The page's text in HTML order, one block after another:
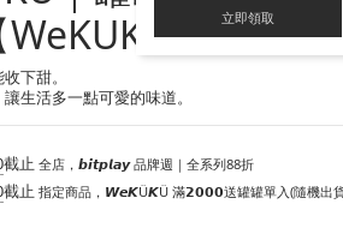
立即領取
台灣總代
下甜。
生活多一點可愛的味道。
截止 全店，𝙗𝙞𝙩𝙥𝙡𝙖𝙮 品牌週｜全系列88折
截止 指定商品，𝙒𝙚𝙆Ü𝙆Ü 滿𝟮𝟬𝟬𝟬送罐罐單入(隨機出